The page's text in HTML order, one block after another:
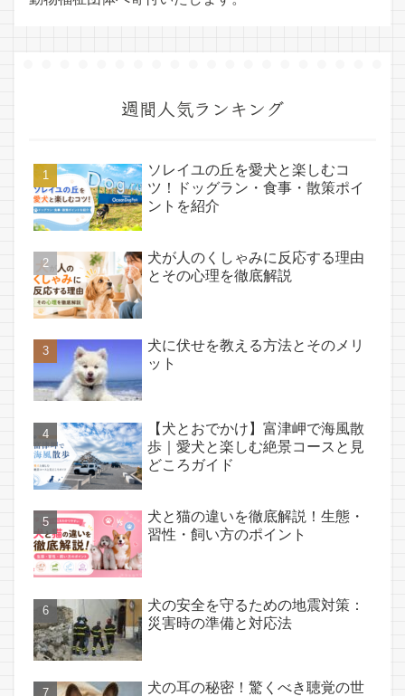
週間人気ランキング
ソレイユの丘を愛犬と楽しむコ
ツ！ドッグラン・食事・散策ポイ
ントを紹介
犬が人のくしゃみに反応する理由
とその心理を徹底解説
犬に伏せを教える方法とそのメリ
ット
【犬とおでかけ】富津岬で海風散
歩｜愛犬と楽しむ絶景コースと見
どころガイド
犬と猫の違いを徹底解説！生態・
習性・飼い方のポイント
犬の安全を守るための地震対策：
災害時の準備と対応法
犬の耳の秘密！驚くべき聴覚の世